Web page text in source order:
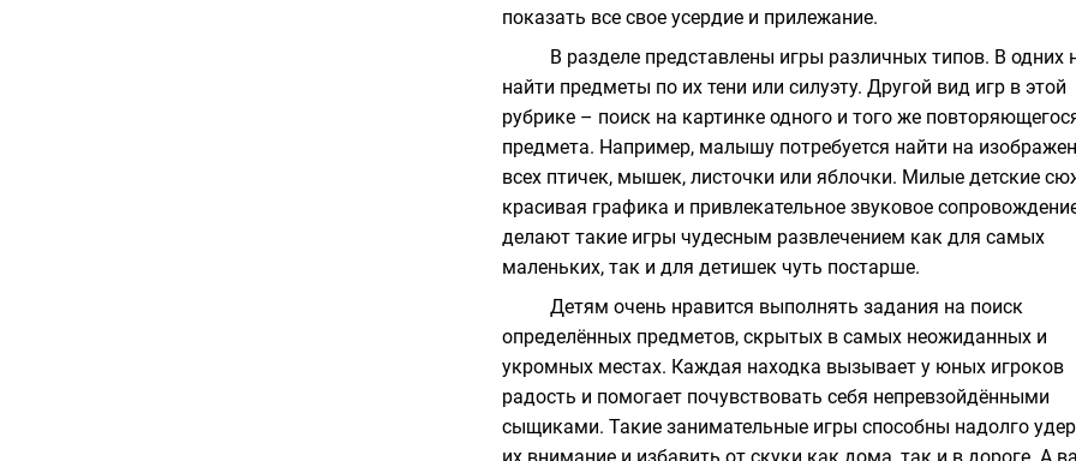
показать все свое усердие и прилежание.
В разделе представлены игры различных типов. В одних
найти предметы по их тени или силуэту. Другой вид игр в этой
рубрике – поиск на картинке одного и того же
предмета. Например, малышу потребуется найти на
всех птичек, мышек, листочки или яблочки. Милые детские
красивая графика и привлекательное звуковое
делают такие игры чудесным развлечением как для самых
маленьких, так и для детишек чуть постарше.
Детям очень нравится выполнять задания на поиск
определённых предметов, скрытых в самых неожиданных и
укромных местах. Каждая находка вызывает у юных игроков
радость и помогает почувствовать себя непревзойдёнными
сыщиками. Такие занимательные игры способны надолго